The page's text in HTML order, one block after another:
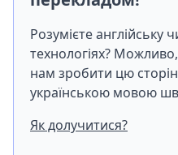
Розумієте англійську
технологіях?
нам зробити цю
українською мовою
Як долучитися?